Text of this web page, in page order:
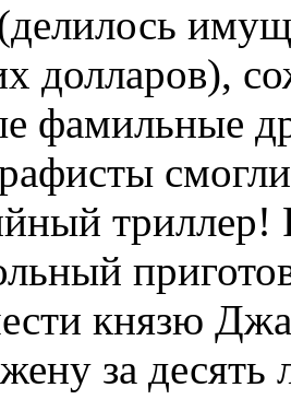
долларов),
фамильные
триллер!
князю
за десять